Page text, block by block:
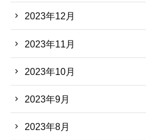
2023年12月
2023年11月
2023年10月
2023年9月
2023年8月